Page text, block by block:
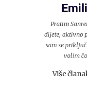
Pratim
dijete, aktivno
sam se
volim
Više